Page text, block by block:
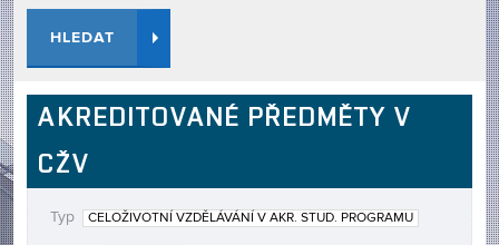
HLEDAT
AKREDITOVANÉ PŘEDMĚTY V
CŽV
Typ CELOŽIVOTNÍ VZDĚLÁVÁNÍ V AKR. STUD. PROGRAMU